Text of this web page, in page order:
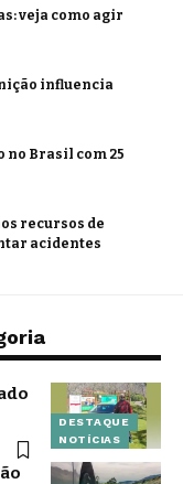
veja como agir
influencia
no Brasil com 25
recursos de
acidentes
DESTAQUE
NOTÍCIAS